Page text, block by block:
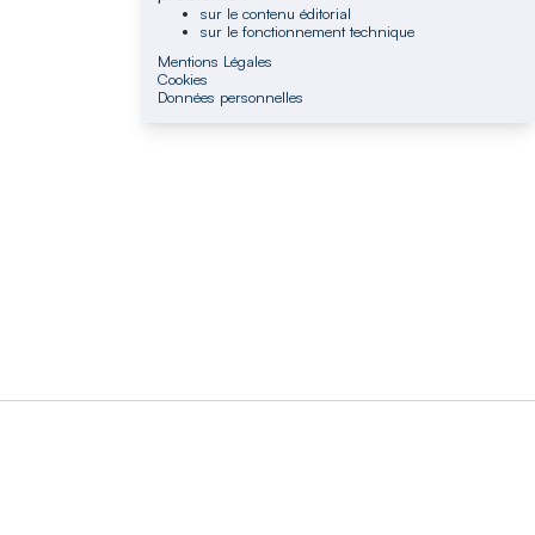
sur le contenu éditorial
sur le fonctionnement technique
Mentions Légales
Cookies
Données personnelles